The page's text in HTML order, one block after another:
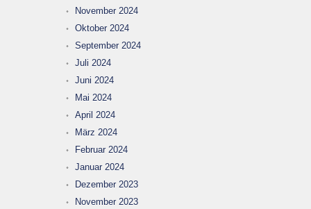
November 2024
Oktober 2024
September 2024
Juli 2024
Juni 2024
Mai 2024
April 2024
März 2024
Februar 2024
Januar 2024
Dezember 2023
November 2023